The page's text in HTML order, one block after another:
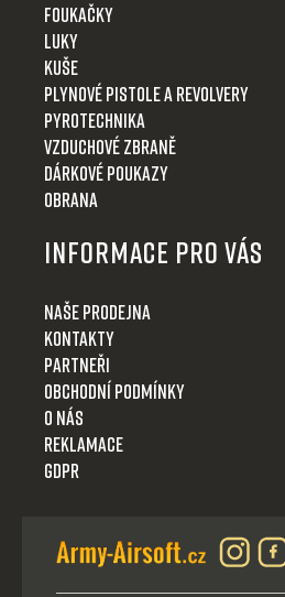
Foukačky
Luky
Kuše
Plynové pistole a revolvery
Pyrotechnika
Vzduchové zbraně
Dárkové poukazy
Obrana
Informace pro Vás
Naše prodejna
Kontakty
Partneři
Obchodní podmínky
O nás
Reklamace
GDPR